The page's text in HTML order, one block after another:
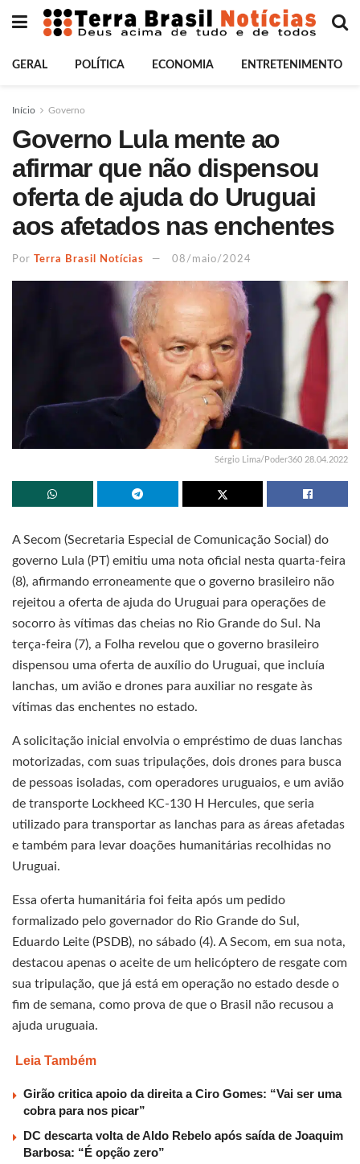
GERAL POLÍTICA ECONOMIA ENTRETENIMENTO
Início Governo
Governo Lula mente ao
afirmar que não dispensou
oferta de ajuda do Uruguai
aos afetados nas enchentes
Por Terra Brasil Notícias 08/maio/2024
Sérgio Lima/Poder360 28.04.2022
A Secom (Secretaria Especial de Comunicação Social) do
governo Lula (PT) emitiu uma nota oficial nesta quarta-feira
(8), afirmando erroneamente que o governo brasileiro não
rejeitou a oferta de ajuda do Uruguai para operações de
socorro às vítimas das cheias no Rio Grande do Sul. Na
terça-feira (7), a Folha revelou que o governo brasileiro
dispensou uma oferta de auxílio do Uruguai, que incluía
lanchas, um avião e drones para auxiliar no resgate às
vítimas das enchentes no estado.
A solicitação inicial envolvia o empréstimo de duas lanchas
motorizadas, com suas tripulações, dois drones para busca
de pessoas isoladas, com operadores uruguaios, e um avião
de transporte Lockheed KC-130 H Hercules, que seria
utilizado para transportar as lanchas para as áreas afetadas
e também para levar doações humanitárias recolhidas no
Uruguai.
Essa oferta humanitária foi feita após um pedido
formalizado pelo governador do Rio Grande do Sul,
Eduardo Leite (PSDB), no sábado (4). A Secom, em sua nota,
destacou apenas o aceite de um helicóptero de resgate com
sua tripulação, que já está em operação no estado desde o
fim de semana, como prova de que o Brasil não recusou a
ajuda uruguaia.
Leia Também
Girão critica apoio da direita a Ciro Gomes: “Vai ser uma
cobra para nos picar”
DC descarta volta de Aldo Rebelo após saída de Joaquim
Barbosa: “É opção zero”